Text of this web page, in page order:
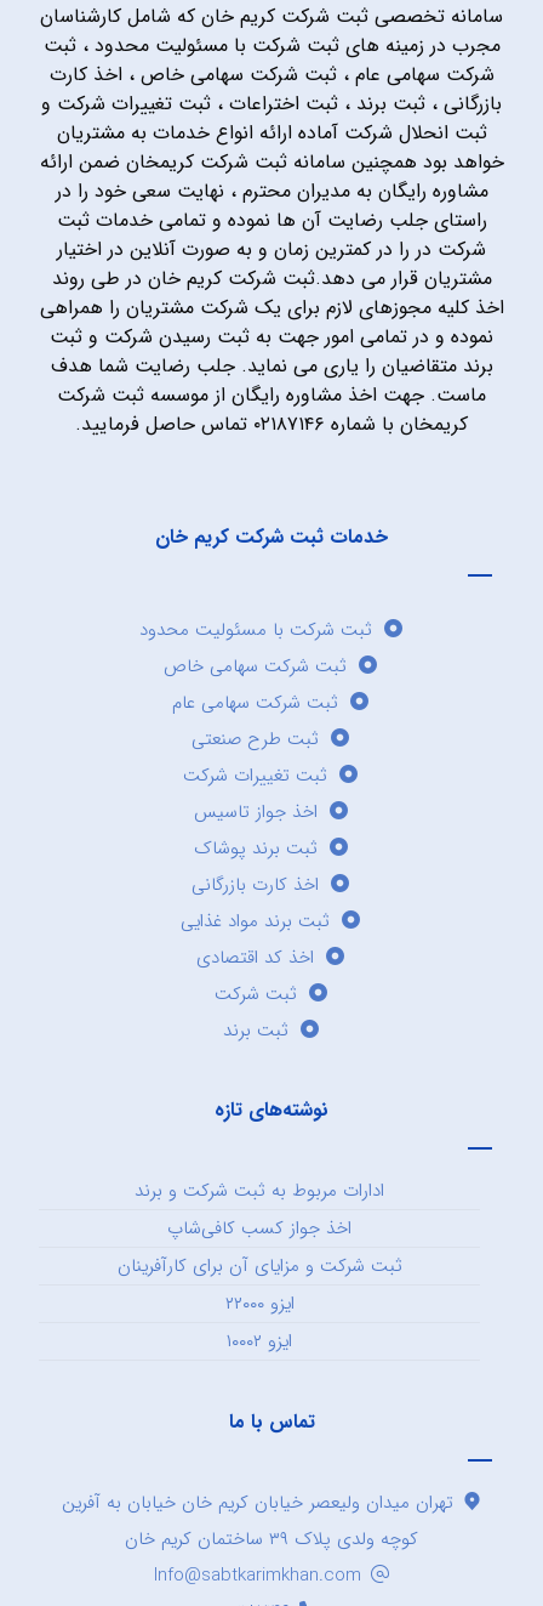
سامانه تخصصی ثبت شرکت کریم خان که شامل کارشناسان
مجرب در زمینه های ثبت شرکت با مسئولیت محدود ، ثبت
شرکت سهامی عام ، ثبت شرکت سهامی خاص ، اخذ کارت
بازرگانی ، ثبت برند ، ثبت اختراعات ، ثبت تغییرات شرکت و
ثبت انحلال شرکت آماده ارائه انواع خدمات به مشتریان
خواهد بود همچنین سامانه ثبت شرکت کریمخان ضمن ارائه
مشاوره رایگان به مدیران محترم ، نهایت سعی خود را در
راستای جلب رضایت آن ها نموده و تمامی خدمات ثبت
شرکت در را در کمترین زمان و به صورت آنلاین در اختیار
مشتریان قرار می دهد.ثبت شرکت کریم خان در طی روند
اخذ کلیه مجوزهای لازم برای یک شرکت مشتریان را همراهی
نموده و در تمامی امور جهت به ثبت رسیدن شرکت و ثبت
برند متقاضیان را یاری می نماید. جلب رضایت شما هدف
ماست. جهت اخذ مشاوره رایگان از موسسه ثبت شرکت
کریمخان با شماره ۰۲۱۸۷۱۴۶ تماس حاصل فرمایید.
خدمات ثبت شرکت کریم خان
ثبت شرکت با مسئولیت محدود
ثبت شرکت سهامی خاص
ثبت شرکت سهامی عام
ثبت طرح صنعتی
ثبت تغییرات شرکت
اخذ جواز تاسیس
ثبت برند پوشاک
اخذ کارت بازرگانی
ثبت برند مواد غذایی
اخذ کد اقتصادی
ثبت شرکت
ثبت برند
نوشته‌های تازه
ادارات مربوط به ثبت شرکت و برند
اخذ جواز کسب کافی‌شاپ
ثبت شرکت و مزایای آن برای کارآفرینان
ایزو ۲۲۰۰۰
ایزو ۱۰۰۰۲
تماس با ما
تهران میدان ولیعصر خیابان کریم خان خیابان به آفرین
کوچه ولدی پلاک ۳۹ ساختمان کریم خان
Info@sabtkarimkhan.com